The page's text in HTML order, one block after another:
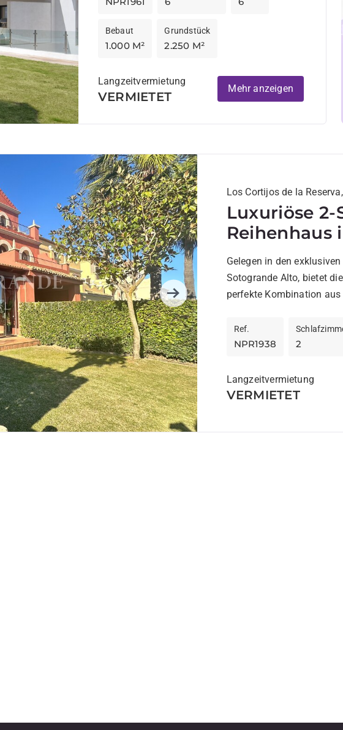
1.000 M²
Bebaut
2.250 M²
Grundstück
Langzeitvermietung
VERMIETET
Mehr anzeigen
Next
Los Cortijos de la
Luxuriöse
Reihenhaus
Reserva
Gelegen in den
Sotogrande Alto, bietet
perfekte Kombination
NPR1938
Ref.
2
Langzeitvermietung
VERMIETET